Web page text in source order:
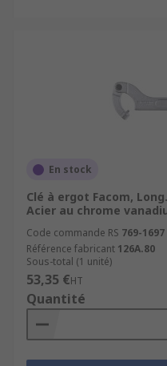
En stock
Clé à ergot Facom,
Acier au chrome
Code commande RS 769-1697
Référence fabricant 126A.80
Sous-total (1 unité)
53,35 €HT
Quantité